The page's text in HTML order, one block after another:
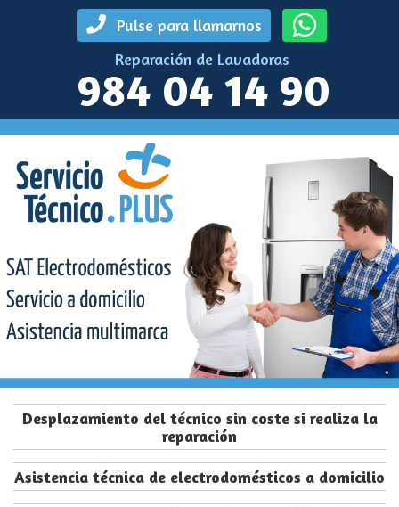
Pulse para llamarnos
Reparación de Lavadoras
984 04 14 90
Desplazamiento del técnico sin coste si realiza la
reparación
Asistencia técnica de electrodomésticos a domicilio